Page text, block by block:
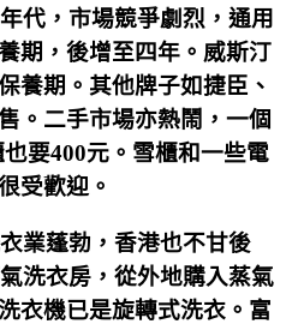
代，市場競爭劇烈，通用
期，後增至四年。威斯汀
養期。其他牌子如捷臣、
。二手市場亦熱鬧，一個
要400元。雪櫃和一些電
受歡迎。
業蓬勃，香港也不甘後
洗衣房，從外地購入蒸氣
衣機已是旋轉式洗衣。富